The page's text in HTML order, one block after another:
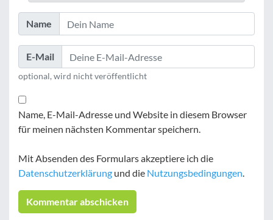
Name
E-Mail
optional, wird nicht veröffentlicht
Name, E-Mail-Adresse und Website in diesem Browser
für meinen nächsten Kommentar speichern.
Mit Absenden des Formulars akzeptiere ich die
Datenschutzerklärung und die Nutzungsbedingungen.